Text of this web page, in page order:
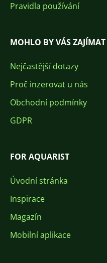
Pravidla používání
MOHLO BY VÁS ZAJÍMAT
Nejčastější dotazy
Proč inzerovat u nás
Obchodní podmínky
GDPR
FOR AQUARIST
Úvodní stránka
Inspirace
Magazín
Mobilní aplikace